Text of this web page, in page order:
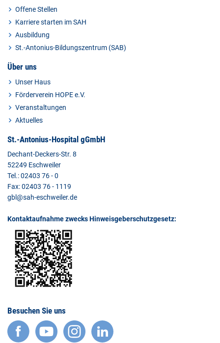
Offene Stellen
Karriere starten im SAH
Ausbildung
St.-Antonius-Bildungszentrum (SAB)
Über uns
Unser Haus
Förderverein HOPE e.V.
Veranstaltungen
Aktuelles
St.-Antonius-Hospital gGmbH
Dechant-Deckers-Str. 8
52249 Eschweiler
Tel.: 02403 76 - 0
Fax: 02403 76 - 1119
gbl@sah-eschweiler.de
Kontaktaufnahme zwecks Hinweisgeberschutzgesetz:
Besuchen Sie uns
facebook
YouTube
Instagram